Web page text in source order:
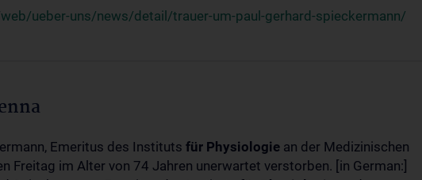
ueber-uns/news/detail/trauer-um-paul-gerhard-spieckermann/
Emeritus des Instituts für Physiologie an der Medizinischen
Freitag im Alter von 74 Jahren unerwartet verstorben. [in German:]